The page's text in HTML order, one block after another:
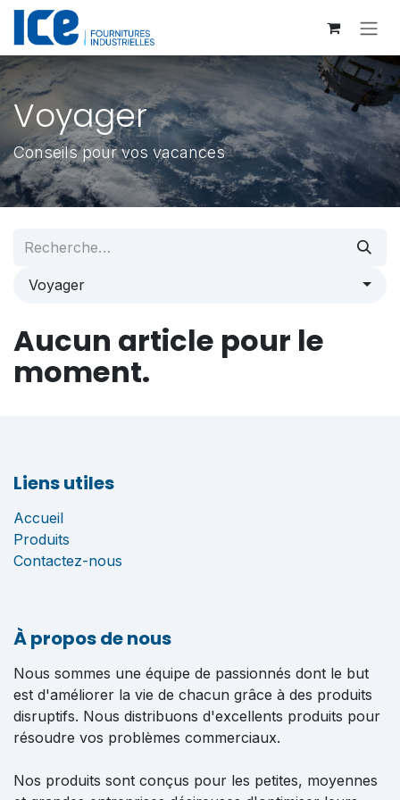
Se rendre au contenu
Voyager
Conseils pour vos vacances
Voyager
Aucun article pour le
moment.
Liens utiles
Accueil
Produits
Contactez-nous
À propos de nous
Nous sommes une équipe de passionnés dont le but
est d'améliorer la vie de chacun grâce à des produits
disruptifs. Nous distribuons d'excellents produits pour
résoudre vos problèmes commerciaux.
Nos produits sont conçus pour les petites, moyennes